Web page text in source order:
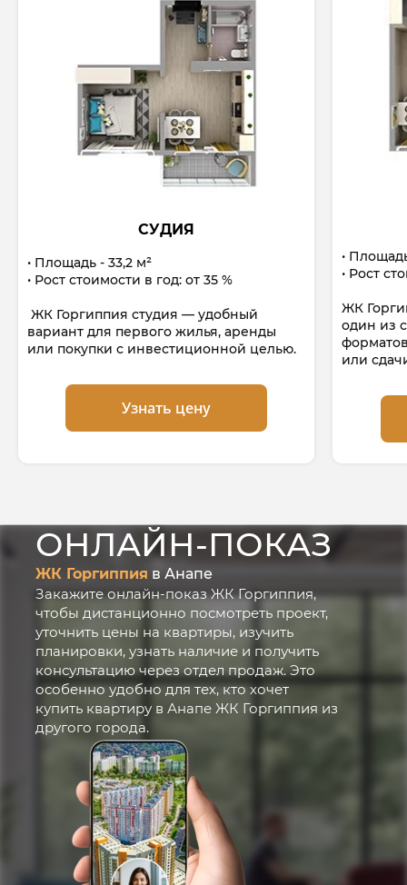
СУДИЯ
Площадь - 33,2 м²
Рост стоимости в год: от 35 %
ЖК Горгиппия студия — удобный
вариант для первого жилья, аренды
или покупки с инвестиционной целью.
Узнать цену
Рост
ЖК
один из
или
ОНЛАЙН-ПОКАЗ
ЖК Горгиппия в Анапе
Закажите онлайн-показ ЖК Горгиппия,
чтобы дистанционно посмотреть проект,
уточнить цены на квартиры, изучить
планировки, узнать наличие и получить
консультацию через отдел продаж. Это
особенно удобно для тех, кто хочет
купить квартиру в Анапе ЖК Горгиппия из
другого города.